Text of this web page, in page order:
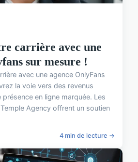
carrière avec une
sur mesure !
avec une agence OnlyFans
la voie vers des revenus
en ligne marquée. Les
Agency offrent un soutien
4 min de lecture →